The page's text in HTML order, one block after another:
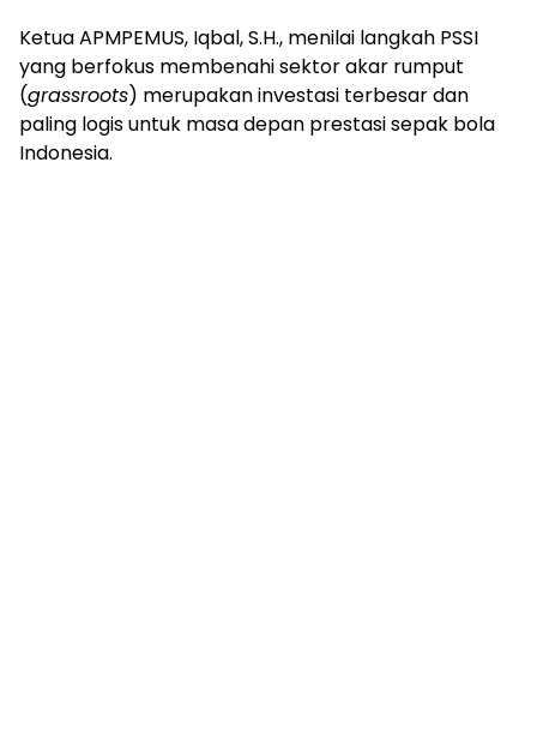
Ketua APMPEMUS, Iqbal, S.H., menilai langkah PSSI
yang berfokus membenahi sektor akar rumput
(grassroots) merupakan investasi terbesar dan
paling logis untuk masa depan prestasi sepak bola
Indonesia.